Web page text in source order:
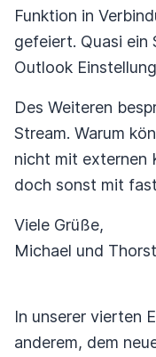
Funktion in
gefeiert. Quasi ein
Outlook
Des Weiteren
Stream. Warum
nicht mit externen
doch sonst mit
Viele Grüße,
Michael und
In unserer vierten
anderem, dem